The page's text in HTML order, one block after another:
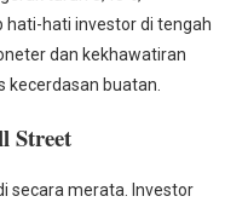
hati investor di tengah
dan kekhawatiran
kecerdasan buatan.
Street
secara merata. Investor